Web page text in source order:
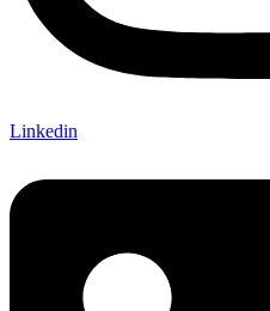
Linkedin